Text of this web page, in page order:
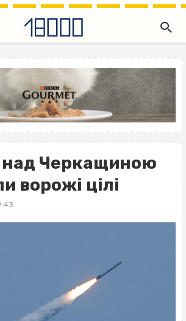
над Черкащиною
ворожі цілі